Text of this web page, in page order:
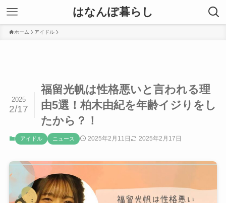
はなんぽ暮らし
ホーム アイドル
福留光帆は性格悪いと言われる理
由5選！柏木由紀を年齢イジりをし
たから？！
2025
2/17
アイドル ニュース 2025年2月11日 2025年2月17日